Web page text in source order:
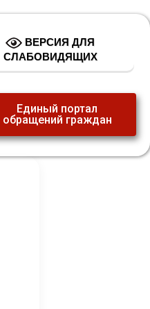
ВЕРСИЯ ДЛЯ
СЛАБОВИДЯЩИХ
Единый портал
обращений граждан